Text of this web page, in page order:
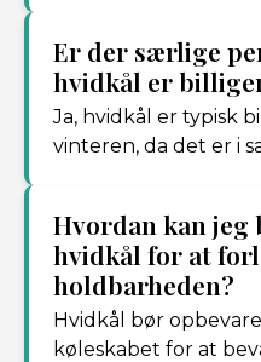
Er der særlige
hvidkål er
Ja, hvidkål er typisk
vinteren, da det er i
Hvordan kan jeg
hvidkål for at
holdbarheden?
Hvidkål bør
køleskabet for at